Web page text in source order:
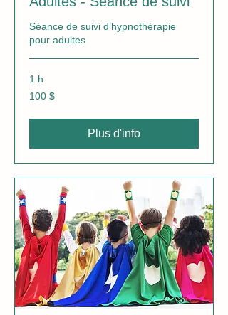
Séance de suivi d’hypnothérapie
pour adultes
1 h
100 dollars
canadiens
100 $
Plus d'info